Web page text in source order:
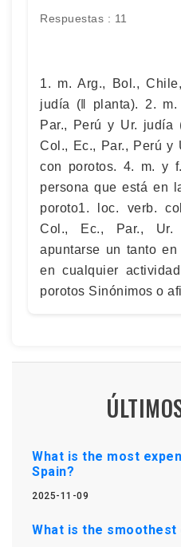
Respuestas : 11
1. m. Arg., Bol.,
judía (‖ planta). 2.
Par., Perú y Ur. judía
Col., Ec., Par., Perú y
con porotos. 4. m. y
persona que está en
poroto1. loc. verb.
Col., Ec., Par.,
apuntarse un tanto
en cualquier
porotos Sinónimos o
What is the most
Spain?
2025-11-09
What is the smoothest